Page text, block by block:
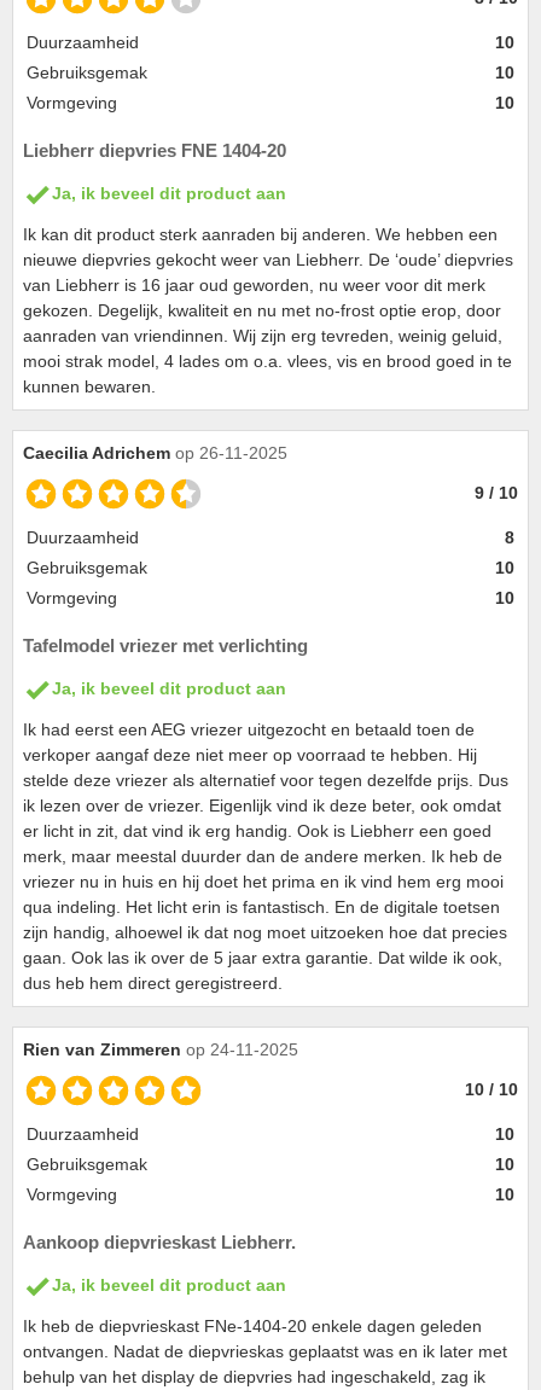
Duurzaamheid
10
Gebruiksgemak
10
Vormgeving
10
Liebherr diepvries FNE 1404-20
Ja, ik beveel dit product aan
Ik kan dit product sterk aanraden bij anderen. We hebben een
nieuwe diepvries gekocht weer van Liebherr. De ‘oude’ diepvries
van Liebherr is 16 jaar oud geworden, nu weer voor dit merk
gekozen. Degelijk, kwaliteit en nu met no-frost optie erop, door
aanraden van vriendinnen. Wij zijn erg tevreden, weinig geluid,
mooi strak model, 4 lades om o.a. vlees, vis en brood goed in te
kunnen bewaren.
Caecilia Adrichem op 26-11-2025
9 / 10
Duurzaamheid
8
Gebruiksgemak
10
Vormgeving
10
Tafelmodel vriezer met verlichting
Ja, ik beveel dit product aan
Ik had eerst een AEG vriezer uitgezocht en betaald toen de
verkoper aangaf deze niet meer op voorraad te hebben. Hij
stelde deze vriezer als alternatief voor tegen dezelfde prijs. Dus
ik lezen over de vriezer. Eigenlijk vind ik deze beter, ook omdat
er licht in zit, dat vind ik erg handig. Ook is Liebherr een goed
merk, maar meestal duurder dan de andere merken. Ik heb de
vriezer nu in huis en hij doet het prima en ik vind hem erg mooi
qua indeling. Het licht erin is fantastisch. En de digitale toetsen
zijn handig, alhoewel ik dat nog moet uitzoeken hoe dat precies
gaan. Ook las ik over de 5 jaar extra garantie. Dat wilde ik ook,
dus heb hem direct geregistreerd.
Rien van Zimmeren op 24-11-2025
10 / 10
Duurzaamheid
10
Gebruiksgemak
10
Vormgeving
10
Aankoop diepvrieskast Liebherr.
Ja, ik beveel dit product aan
Ik heb de diepvrieskast FNe-1404-20 enkele dagen geleden
ontvangen. Nadat de diepvrieskas geplaatst was en ik later met
behulp van het display de diepvries had ingeschakeld, zag ik